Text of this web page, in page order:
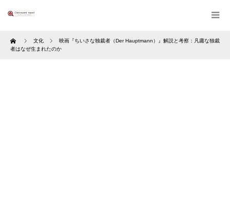
Home 文化
映画『ちいさな独裁者（Der Hauptmann）』解説と考察：凡庸な独裁
者はなぜ生まれたのか